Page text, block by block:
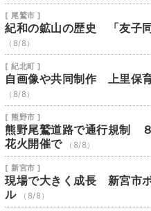
[ 尾鷲市 ]
紀和の鉱山の歴史 「友子
（8/8）
[ 紀北町 ]
自画像や共同制作 上里保
（8/8）
[ 熊野市 ]
熊野尾鷲道路で通行規制
花火開催で
（8/8）
[ 新宮市 ]
現場で大きく成長 新宮市
ル
（8/8）